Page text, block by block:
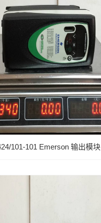
101-101 Emerson 输出模块